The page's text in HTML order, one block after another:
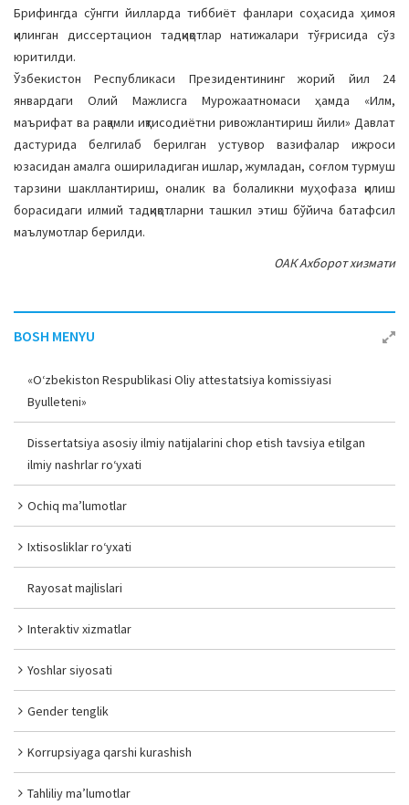
t
i
o
n
Брифингда сўнгги йилларда тиббиёт фанлари соҳасида ҳимоя
қилинган диссертацион тадқиқотлар натижалари тўғрисида сўз
юритилди.
Ўзбекистон Республикаси Президентининг жорий йил 24
январдаги Олий Мажлисга Мурожаатномаси ҳамда «Илм,
маърифат ва рақамли иқтисодиётни ривожлантириш йили» Давлат
дастурида белгилаб берилган устувор вазифалар ижроси
юзасидан амалга ошириладиган ишлар, жумладан, соғлом турмуш
тарзини шакллантириш, оналик ва болаликни муҳофаза қилиш
борасидаги илмий тадқиқотларни ташкил этиш бўйича батафсил
маълумотлар берилди.
ОАК Ахборот хизмати
BOSH MENYU
«O‘zbekiston Respublikasi Oliy attestatsiya komissiyasi
Byulleteni»
Dissertatsiya asosiy ilmiy natijalarini chop etish tavsiya etilgan
ilmiy nashrlar ro‘yxati
Ochiq ma’lumotlar
Ixtisosliklar ro‘yxati
Rayosat majlislari
Interaktiv xizmatlar
Yoshlar siyosati
Gender tenglik
Korrupsiyaga qarshi kurashish
Tahliliy ma’lumotlar